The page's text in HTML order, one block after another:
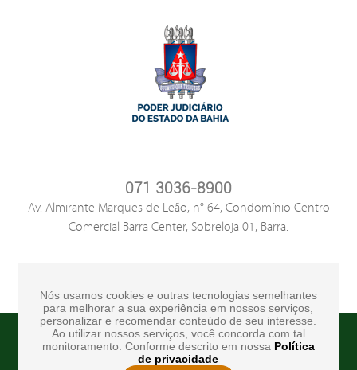
Nós usamos cookies e outras tecnologias semelhantes
para melhorar a sua experiência em nossos serviços,
personalizar e recomendar conteúdo de seu interesse.
Ao utilizar nossos serviços, você concorda com tal
monitoramento. Conforme descrito em nossa Política
de privacidade
071 3036-8900
Av. Almirante Marques de Leão, n° 64, Condomínio Centro
Comercial Barra Center, Sobreloja 01, Barra.
Copyright © 2016 10° Tabelionato de Notas. Todos os Direitos
Reservados